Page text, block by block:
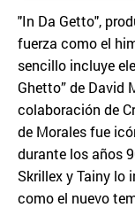
"In Da Getto",
fuerza como el
sencillo incluye
Ghetto” de David
colaboración de
de Morales fue
durante los años
Skrillex y Tainy lo
como el nuevo